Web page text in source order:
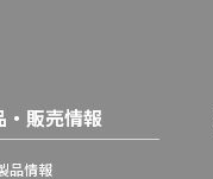
・販売情報
品情報